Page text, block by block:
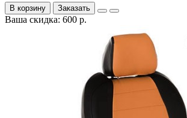
В корзину Заказать
Ваша скидка: 600 р.